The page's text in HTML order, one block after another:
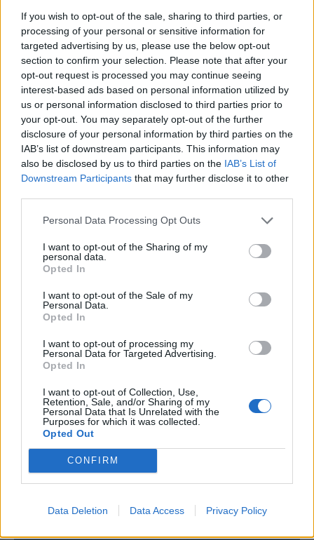
If you wish to opt-out of the sale, sharing to third parties, or
processing of your personal or sensitive information for
targeted advertising by us, please use the below opt-out
section to confirm your selection. Please note that after your
opt-out request is processed you may continue seeing
interest-based ads based on personal information utilized by
us or personal information disclosed to third parties prior to
your opt-out. You may separately opt-out of the further
disclosure of your personal information by third parties on the
IAB’s list of downstream participants. This information may
also be disclosed by us to third parties on the IAB’s List of
Downstream Participants that may further disclose it to other
Personal Data Processing Opt Outs
I want to opt-out of the Sharing of my
personal data.
Opted In
I want to opt-out of the Sale of my
Personal Data.
Opted In
I want to opt-out of processing my
Personal Data for Targeted Advertising.
Opted In
I want to opt-out of Collection, Use,
Retention, Sale, and/or Sharing of my
Personal Data that Is Unrelated with the
Purposes for which it was collected.
Opted Out
CONFIRM
Data Deletion Data Access Privacy Policy
παράδοση, τη φύση και τις αυθεντικές τοπικές
γεύσεις της Ελλάδας.
Αναλυτικά το πρόγραμμα έχει ως εξής:
Δείτε περισσότερα άρθρα μας στα αποτελέσματα
Add stonisi.gr on Google ↗
ΣΤΗΝ ΙΔΙΑ ΚΑΤΗΓΟΡΙΑ
ΕΙΔΗΣΕΙΣ ΑΠΟΚΛΕΙΣΤΙΚΑ ΣΤΟ